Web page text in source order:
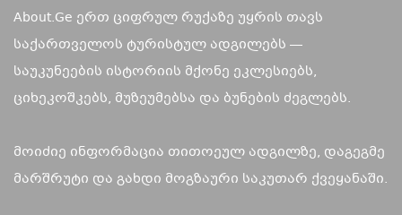
About.Ge ერთ ციფრულ რუქაზე უყრის თავს
საქართველოს ტურისტულ ადგილებს —
საუკუნეების ისტორიის მქონე ეკლესიებს,
ციხეკოშკებს, მუზეუმებსა და ბუნების ძეგლებს.
მოიძიე ინფორმაცია თითოეულ ადგილზე, დაგეგმე
მარშრუტი და გახდი მოგზაური საკუთარ ქვეყანაში.